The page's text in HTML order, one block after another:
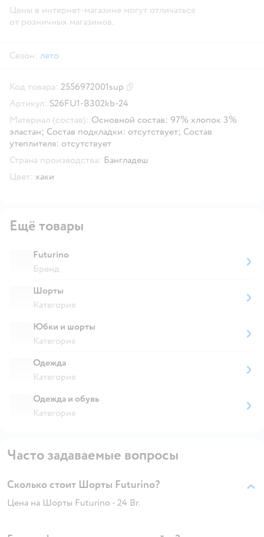
Цены в интернет-магазине могут отличаться
от розничных магазинов.
Сезон: лето
Код товара: 2556972001sup
Артикул: S26FU1-B302kb-24
Материал (состав): Основной состав: 97% хлопок 3%
эластан; Состав подкладки: отсутствует; Состав
утеплителя: отсутствует
Страна производства: Бангладеш
Цвет: хаки
Ещё товары
Futurino
Бренд
Шорты
Категория
Юбки и шорты
Категория
Одежда
Категория
Одежда и обувь
Категория
Часто задаваемые вопросы
Сколько стоит Шорты Futurino?
Цена на Шорты Futurino - 24 Br.